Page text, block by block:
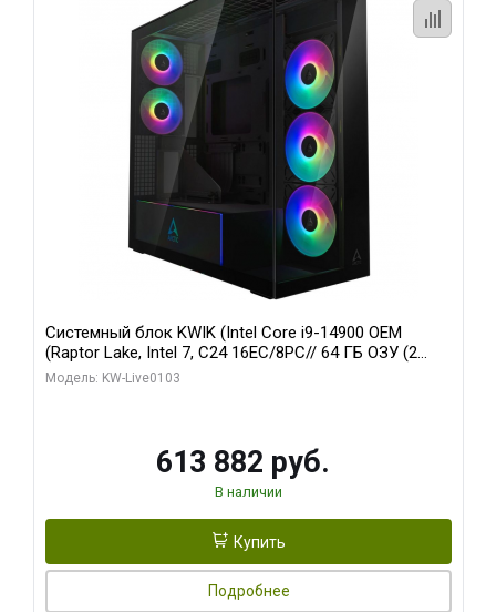
Системный блок KWIK (Intel Core i9-14900 OEM
(Raptor Lake, Intel 7, C24 16EC/8PC// 64 ГБ ОЗУ (2
модуля)/ Afox RTX4090 24GB GDDR6X 384-Bit 3xDP
Модель: KW-Live0103
613 882 руб.
В наличии
Купить
Подробнее